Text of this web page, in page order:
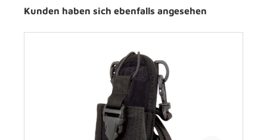
Kunden haben sich ebenfalls angesehen